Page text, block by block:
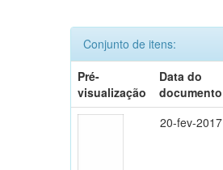
Conjunto de itens:
Pré-
visualização
Data do
documento
20-fev-2017